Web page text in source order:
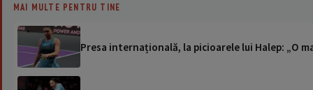
MAI MULTE PENTRU TINE
Presa internațională, la picioarele lui Halep: „O